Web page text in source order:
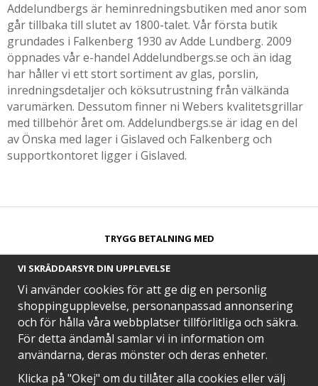
Addelundbergs är heminredningsbutiken med anor som
går tillbaka till slutet av 1800-talet. Vår första butik
grundades i Falkenberg 1930 av Adde Lundberg. 2009
öppnades vår e-handel Addelundbergs.se och än idag
har håller vi ett stort sortiment av glas, porslin,
inredningsdetaljer och köksutrustning från välkända
varumärken. Dessutom finner ni Webers kvalitetsgrillar
med tillbehör året om. Addelundbergs.se är idag en del
av Önska med lager i Gislaved och Falkenberg och
supportkontoret ligger i Gislaved.
TRYGG BETALNING MED​
SNABB LEVERANS MED
VI SKRÄDDARSYR DIN UPPLEVELSE
Vi använder cookies för att ge dig en personlig
shoppingupplevelse, personanpassad annonsering
och för hålla våra webbplatser tillförlitliga och säkra.
För detta ändamål samlar vi in information om
användarna, deras mönster och deras enheter.
Klicka på "Okej" om du tillåter alla cookies eller välj